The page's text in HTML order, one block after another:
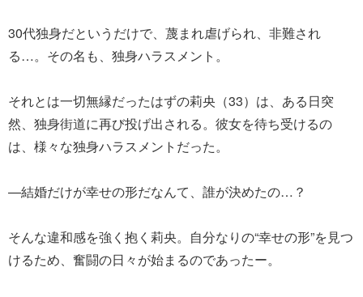
30代独身だというだけで、蔑まれ虐げられ、非難され
る…。その名も、独身ハラスメント。
それとは一切無縁だったはずの莉央（33）は、ある日突
然、独身街道に再び投げ出される。彼女を待ち受けるの
は、様々な独身ハラスメントだった。
—結婚だけが幸せの形だなんて、誰が決めたの…？
そんな違和感を強く抱く莉央。自分なりの“幸せの形”を見つ
けるため、奮闘の日々が始まるのであったー。